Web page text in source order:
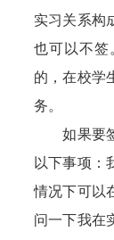
实习关系构
也可以不签
的，在校学
务。
如果要签
以下事项：
情况下可以
问一下我在